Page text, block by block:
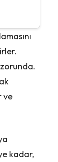
ve
kadar,